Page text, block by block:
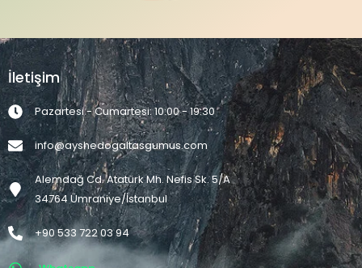
İletişim
Pazartesi - Cumartesi: 10:00 - 19:30
info@ayshedogaltasgumus.com
Alemdağ Cd. Atatürk Mh. Nefis Sk. 5/A
34764 Ümraniye/İstanbul
+90 533 722 03 94